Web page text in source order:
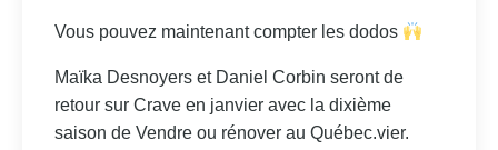
Vous pouvez maintenant compter les dodos
Maïka Desnoyers et Daniel Corbin seront de
retour sur Crave en janvier avec la dixième
saison de Vendre ou rénover au Québec.vier.